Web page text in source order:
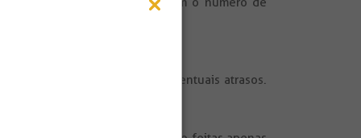
condições naturais.
etc.) em decorrência de eventuais atrasos.